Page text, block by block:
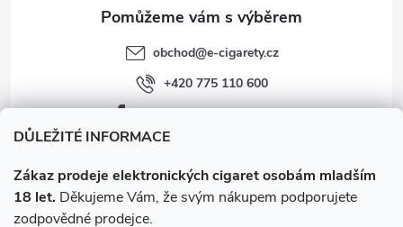
DŮLEŽITÉ INFORMACE
Zákaz prodeje elektronických cigaret osobám mladším
18 let. Děkujeme Vám, že svým nákupem podporujete
zodpovědné prodejce.
obchod@e-cigarety.cz
+420 775 110 600
facebook.com/e-cigarety.cz